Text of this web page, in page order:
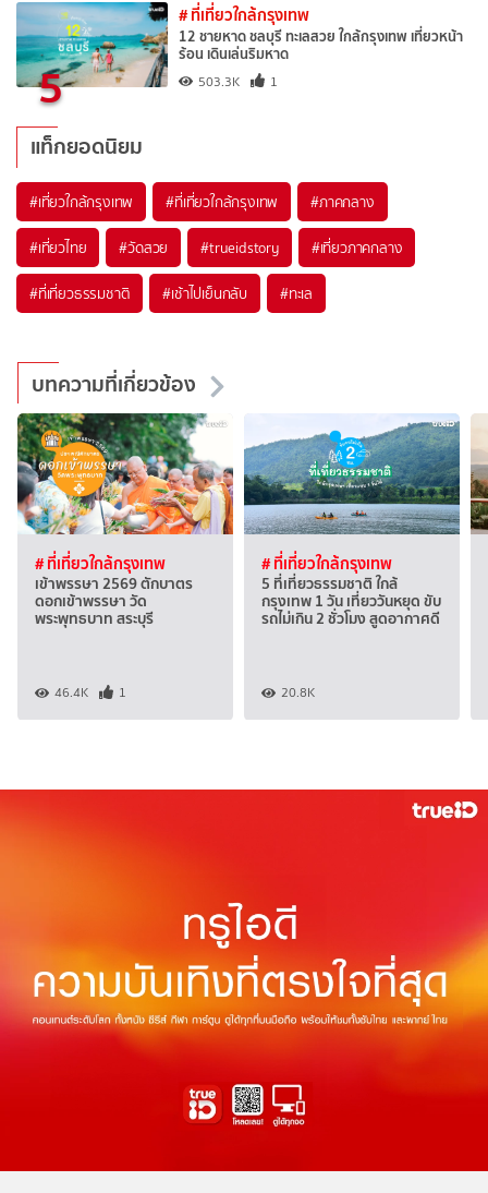
5
# ที่เที่ยวใกล้กรุงเทพ
12 ชายหาด ชลบุรี ทะเลสวย ใกล้กรุงเทพ เที่ยวหน้า
ร้อน เดินเล่นริมหาด
503.3K 1
แท็กยอดนิยม
#เที่ยวใกล้กรุงเทพ #ที่เที่ยวใกล้กรุงเทพ #ภาคกลาง
#เที่ยวไทย #วัดสวย #trueidstory #เที่ยวภาคกลาง
#ที่เที่ยวธรรมชาติ #เช้าไปเย็นกลับ #ทะเล
บทความที่เกี่ยวข้อง
# ที่เที่ยวใกล้กรุงเทพ
เข้าพรรษา 2569 ตักบาตร
ดอกเข้าพรรษา วัด
พระพุทธบาท สระบุรี
46.4K 1
# ที่เที่ยวใกล้กรุงเทพ
5 ที่เที่ยวธรรมชาติ ใกล้
กรุงเทพ 1 วัน เที่ยววันหยุด ขับ
รถไม่เกิน 2 ชั่วโมง สูดอากาศดี
20.8K